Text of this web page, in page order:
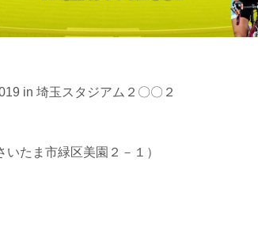
in 埼玉スタジアム２〇〇２
たま市緑区美園２－１）